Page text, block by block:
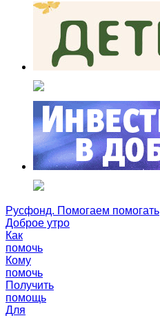
Русфонд. Помогаем помогать
Доброе утро
Как
помочь
Кому
помочь
Получить
помощь
Для